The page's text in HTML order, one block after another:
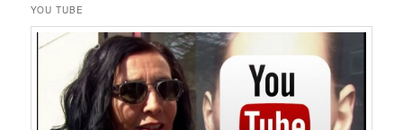
YOU TUBE